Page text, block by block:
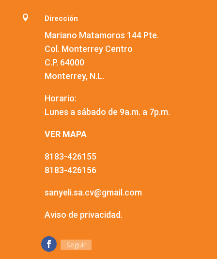
 Dirección
Mariano Matamoros 144 Pte.
Col. Monterrey Centro
C.P. 64000
Monterrey, N.L.
Horario:
Lunes a sábado de 9a.m. a 7p.m.
VER MAPA
8183-426155
8183-426156
sanyeli.sa.cv@gmail.com
Aviso de privacidad.
Seguir